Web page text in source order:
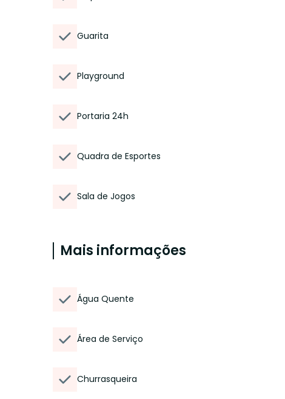
Guarita
Playground
Portaria 24h
Quadra de Esportes
Sala de Jogos
Mais informações
Água Quente
Área de Serviço
Churrasqueira